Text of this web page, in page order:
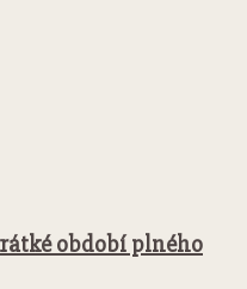
období plného